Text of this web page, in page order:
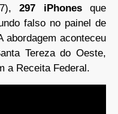
297 iPhonesque
falso no painel de
abordagem aconteceu
Tereza do Oeste,
a Receita Federal.